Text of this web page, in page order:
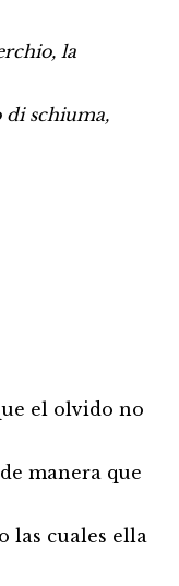
la
di schiuma,
el olvido no
manera que
las cuales ella